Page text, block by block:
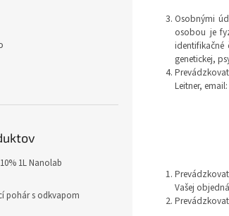
1L Nanolab
pohár s odkvapom
Osobnými
osobou je
genetickej,
Leitner, email:
Vašej